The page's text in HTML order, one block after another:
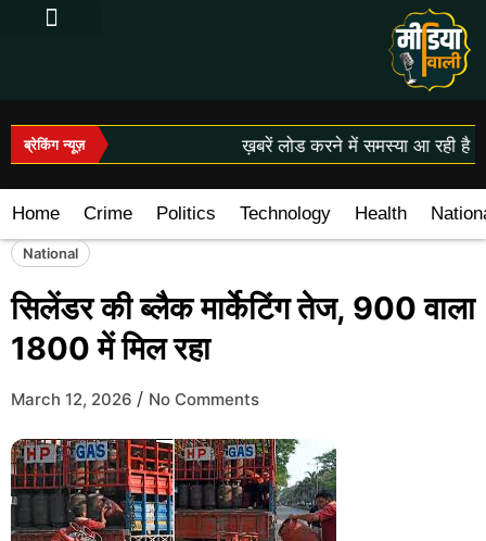
ब्रेकिंग न्यूज़ ख़बरें लोड करने में समस्या आ रही है।
Home Crime Politics Technology Health
National
सिलेंडर की ब्लैक मार्केटिंग तेज, 900 वाला
1800 में मिल रहा
March 12, 2026 / No Comments